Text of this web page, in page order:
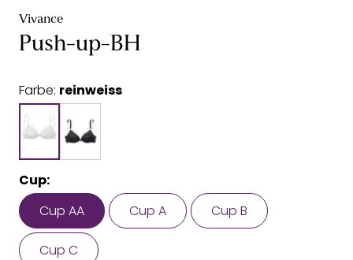
Vivance
Push-up-BH
Farbe: reinweiss
Cup:
Cup AA
Cup A Cup B
Cup C